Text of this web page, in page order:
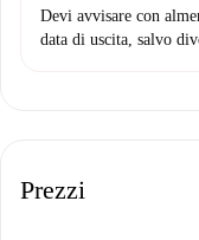
Devi avvisare con
data di uscita, salvo
Prezzi